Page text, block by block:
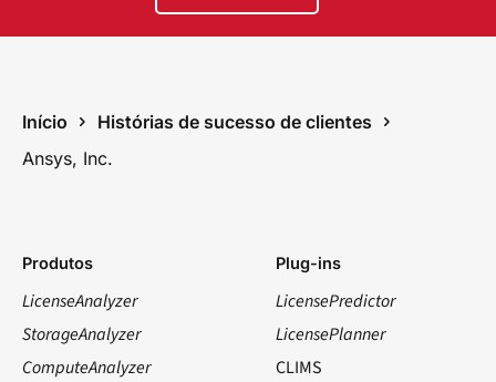
Início
Histórias de sucesso de clientes
Ansys, Inc.
Produtos
LicenseAnalyzer
StorageAnalyzer
ComputeAnalyzer
Plug-ins
LicensePredictor
LicensePlanner
CLIMS